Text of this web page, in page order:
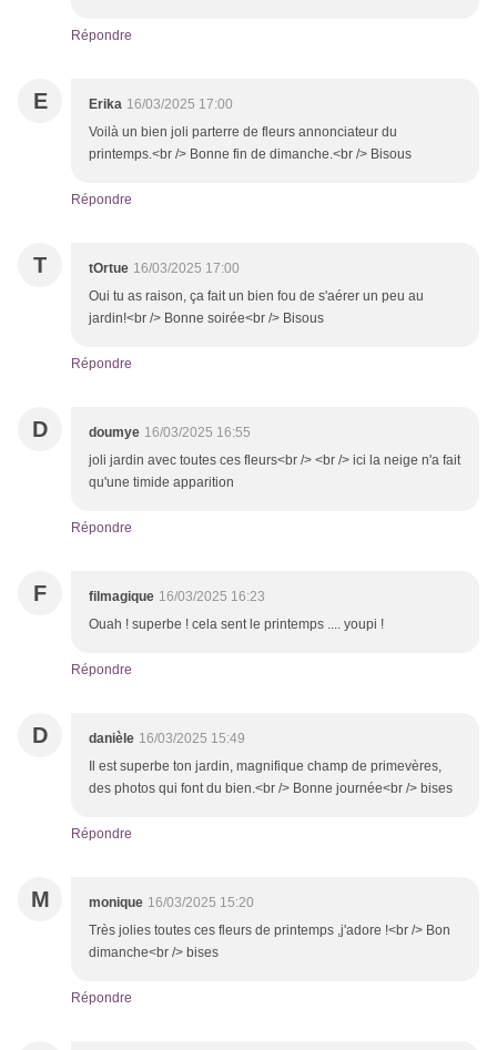
Répondre
E Erika 16/03/2025 17:00
Voilà un bien joli parterre de fleurs annonciateur du
printemps.<br /> Bonne fin de dimanche.<br /> Bisous
Répondre
T tOrtue 16/03/2025 17:00
Oui tu as raison, ça fait un bien fou de s'aérer un peu au
jardin!<br /> Bonne soirée<br /> Bisous
Répondre
D doumye 16/03/2025 16:55
joli jardin avec toutes ces fleurs<br /> <br /> ici la neige n'a fait
qu'une timide apparition
Répondre
F filmagique 16/03/2025 16:23
Ouah ! superbe ! cela sent le printemps .... youpi !
Répondre
D danièle 16/03/2025 15:49
Il est superbe ton jardin, magnifique champ de primevères,
des photos qui font du bien.<br /> Bonne journée<br /> bises
Répondre
M monique 16/03/2025 15:20
Très jolies toutes ces fleurs de printemps ,j'adore !<br /> Bon
dimanche<br /> bises
Répondre